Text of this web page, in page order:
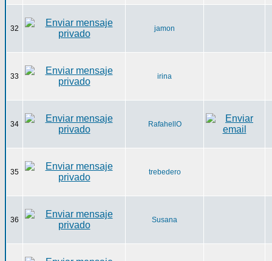
32 jamon
33 irina
34 RafahellO
35 trebedero
36 Susana